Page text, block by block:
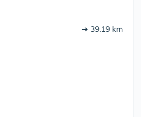
➔ 39.19 km